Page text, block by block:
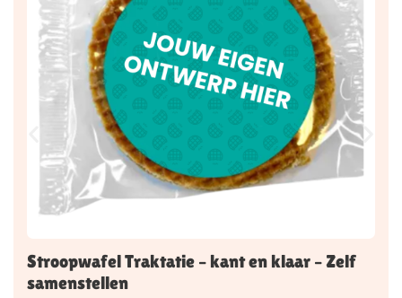
Stroopwafel Traktatie – kant en klaar – Zelf
samenstellen